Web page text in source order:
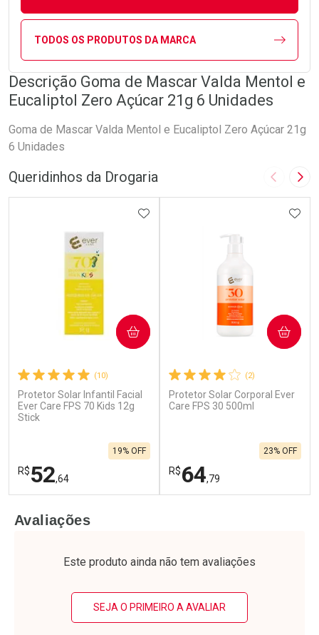
TODOS OS PRODUTOS DA MARCA
Descrição Goma de Mascar Valda Mentol e
Eucaliptol Zero Açúcar 21g 6 Unidades
Goma de Mascar Valda Mentol e Eucaliptol Zero Açúcar 21g
6 Unidades
Queridinhos da Drogaria Imagem
(10)
Protetor Solar Infantil Facial
Ever Care FPS 70 Kids 12g
Stick
R$52,64
19% OFF
ADICIONAR AOS FAVORITOS
COMPRAR
Laboratório
Por Menos
(2)
Protetor Solar Corporal Ever
Care FPS 30 500ml
R$64,79
23% OFF
COMPRAR
Laboratório
Por Menos
Avaliações
Este produto ainda não tem avaliações
SEJA O PRIMEIRO A AVALIAR